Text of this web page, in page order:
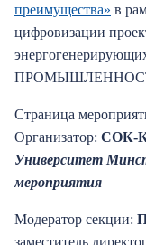
преимущества» в
цифровизации
Страница
Организатор: СОК-
Университет
мероприятия
Модератор секции:
заместитель